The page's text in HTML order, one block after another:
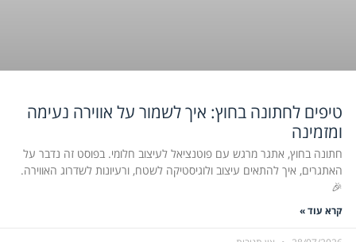
טיפים לחתונה בחוץ: איך לשמור על אווירה נעימה
ומזמינה
חתונה בחוץ, אתגר מרגש עם פוטנציאל לעיצוב חלומי. בפוסט זה נדבר על
האתגרים, איך להתאים עיצוב ולוגיסטיקה לשטח, ורעיונות לשדרוג האווירה.
🎉
קרא עוד »